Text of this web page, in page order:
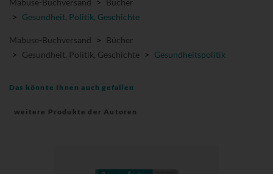
Mabuse-Buchversand > Bücher
> Gesundheit, Politik, Geschichte
Mabuse-Buchversand > Bücher
> Gesundheit, Politik, Geschichte > Gesundheitspolitik
Das könnte Ihnen auch gefallen
weitere Produkte der Autoren